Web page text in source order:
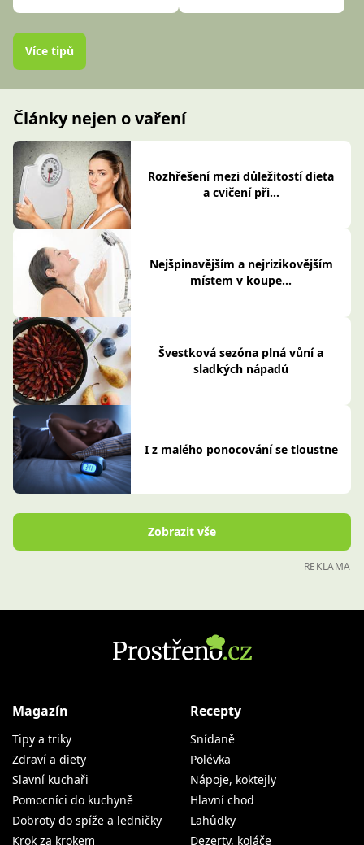
Více tipů
Články nejen o vaření
Rozhřešení mezi důležitostí dieta
a cvičení při...
Nejšpinavějším a nejrizikovějším
místem v koupe...
Švestková sezóna plná vůní a
sladkých nápadů
I z malého ponocování se tloustne
Zobrazit vše
REKLAMA
Magazín
Tipy a triky
Zdraví a diety
Slavní kuchaři
Pomocníci do kuchyně
Dobroty do spíže a ledničky
Krok za krokem
Recepty
Snídaně
Polévka
Nápoje, koktejly
Hlavní chod
Lahůdky
Dezerty, koláče